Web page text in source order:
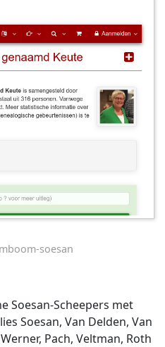
soesan
Soesan-Scheepers met
Soesan, Van Delden, Van
Pach, Veltman, Roth